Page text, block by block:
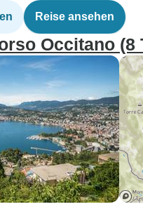
Reise ansehen
Occitano (8